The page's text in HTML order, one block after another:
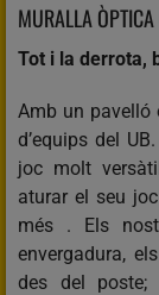
MURALLA
Tot i la derrota,
Amb un pavelló
d’equips del
joc molt
aturar el seu
més . Els
envergadura,
des del